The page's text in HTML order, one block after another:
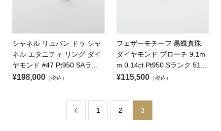
シャネル リュバン ドゥ シャ
ネル エタニティ リング ダイ
ヤモンド #47 Pt950 SAラ...
¥198,000（税込）
フェザーモチーフ 黒蝶真珠
ダイヤモンド ブローチ 9.1m
m 0.14ct Pt950 Sランク 51...
¥115,500 （税込）
 1 2 3